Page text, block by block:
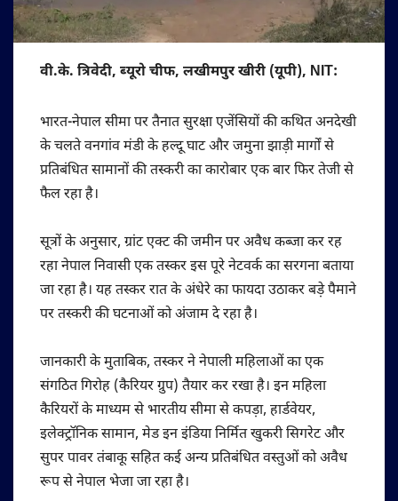
वी.के. त्रिवेदी, ब्यूरो चीफ, लखीमपुर खीरी (यूपी), NIT:
भारत-नेपाल सीमा पर तैनात सुरक्षा एजेंसियों की कथित अनदेखी
के चलते वनगांव मंडी के हल्दू घाट और जमुना झाड़ी मार्गों से
प्रतिबंधित सामानों की तस्करी का कारोबार एक बार फिर तेजी से
फैल रहा है।
सूत्रों के अनुसार, ग्रांट एक्ट की जमीन पर अवैध कब्जा कर रह
रहा नेपाल निवासी एक तस्कर इस पूरे नेटवर्क का सरगना बताया
जा रहा है। यह तस्कर रात के अंधेरे का फायदा उठाकर बड़े पैमाने
पर तस्करी की घटनाओं को अंजाम दे रहा है।
जानकारी के मुताबिक, तस्कर ने नेपाली महिलाओं का एक
संगठित गिरोह (कैरियर ग्रुप) तैयार कर रखा है। इन महिला
कैरियरों के माध्यम से भारतीय सीमा से कपड़ा, हार्डवेयर,
इलेक्ट्रॉनिक सामान, मेड इन इंडिया निर्मित खुकरी सिगरेट और
सुपर पावर तंबाकू सहित कई अन्य प्रतिबंधित वस्तुओं को अवैध
रूप से नेपाल भेजा जा रहा है।